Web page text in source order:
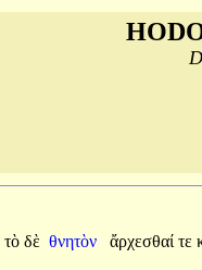
τὸ δὲ θνητὸν ἄρχεσθαί τε